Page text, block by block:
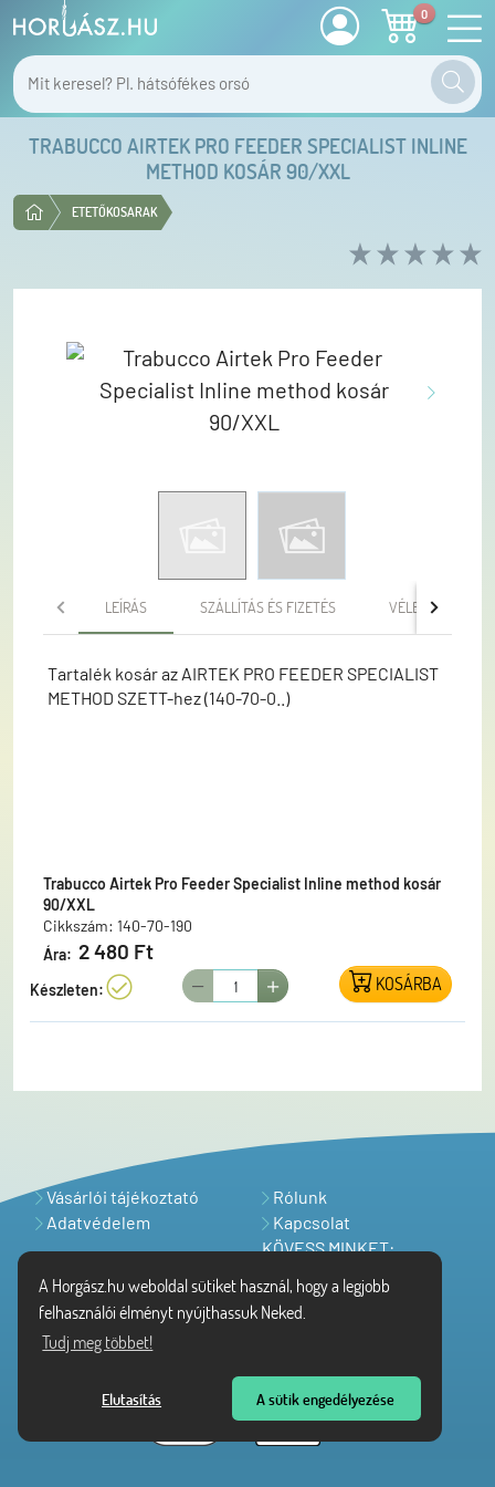
A Horgász.hu weboldal sütiket használ, hogy a legjobb
felhasználói élményt nyújthassuk Neked.
Tudj meg többet!
Elutasítás A sütik engedélyezése
0
TRABUCCO AIRTEK PRO FEEDER SPECIALIST INLINE
METHOD KOSÁR 90/XXL
ETETŐKOSARAK
LEÍRÁS SZÁLLÍTÁS ÉS FIZETÉS VÉLEMÉNYEK
Tartalék kosár az AIRTEK PRO FEEDER SPECIALIST
METHOD SZETT-hez (140-70-0..)
Trabucco Airtek Pro Feeder Specialist Inline method kosár
90/XXL
Cikkszám: 140-70-190
Ára: 2 480 Ft
Készleten: KOSÁRBA
Vásárlói tájékoztató
Adatvédelem
Rólunk
Kapcsolat
KÖVESS MINKET: